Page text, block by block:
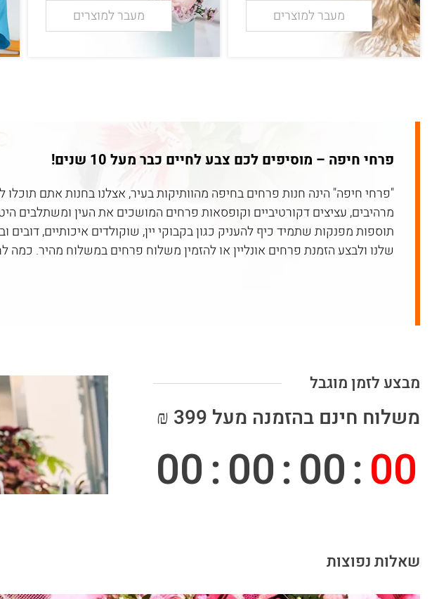
מעבר למוצרים מעבר למוצרים
פרחי חיפה – מוסיפים לכם צבע לחיים כבר מעל 10 שנים!
"פרחי חיפה" הינה חנות פרחים בחיפה מהוותיקות בעיר, אצלנו בחנות אתם תוכלו
מרהיבים, עציצים דקורטיביים וקופסאות פרחים המושכים את העין ומשתלבים
תוספות מפנקות שתמיד כיף להעניק כגון בקבוקי יין, שוקולדים איכותיים,
שלנו ולבצע הזמנת פרחים אונליין או להזמין משלוח פרחים במשלוח מהיר.
מבצע לזמן מוגבל
משלוח חינם בהזמנה מעל 399 ₪
00:00:00:00
שאלות נפוצות